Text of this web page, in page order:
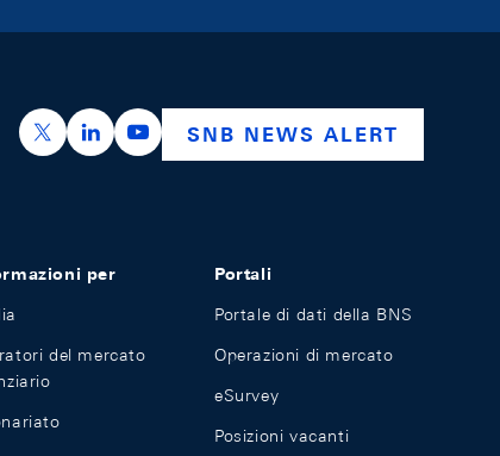
https://x.com/snb_bns
https://ch.linkedin.com/company/swiss-
https://www.youtube.com/
SNB NEWS ALERT
per
del mercato
Portali
Portale di dati della BNS
Operazioni di mercato
eSurvey
Posizioni vacanti